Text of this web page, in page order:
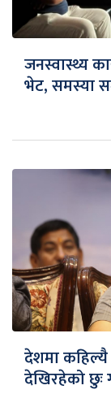
जनस्वास्थ्य
भेट, समस्या
देशमा
देखिरहेको छुः